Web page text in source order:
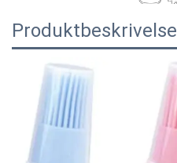
Produktbeskrivelse